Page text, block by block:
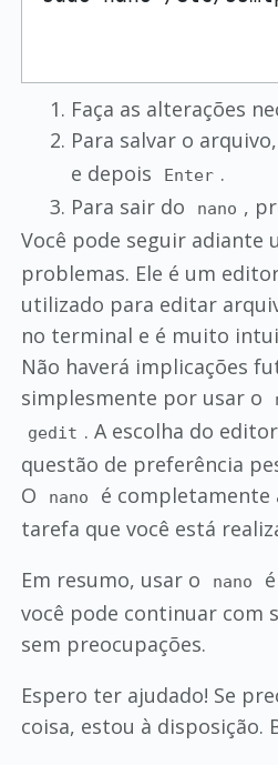
Faça as alterações
Para salvar o
e depois Enter .
Para sair do
nano ,
Você pode seguir adiante
problemas. Ele é um
utilizado para editar
no terminal e é muito
Não haverá implicações
simplesmente por usar o
gedit . A escolha do
questão de preferência
O
nano
é completamente
tarefa que você está
Em resumo, usar o
nano
você pode continuar com
sem preocupações.
Espero ter ajudado! Se
coisa, estou à disposição.